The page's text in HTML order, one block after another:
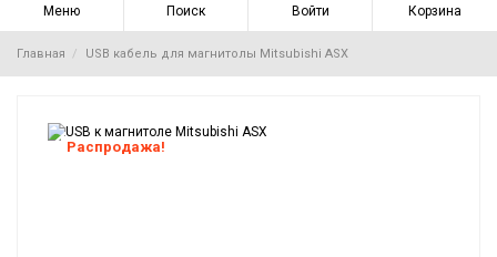
Меню Поиск Войти Корзина
Главная USB кабель для магнитолы Mitsubishi ASX
Распродажа!